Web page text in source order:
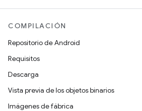
COMPILACIÓN
Repositorio de Android
Requisitos
Descarga
Vista previa de los objetos binarios
Imágenes de fábrica